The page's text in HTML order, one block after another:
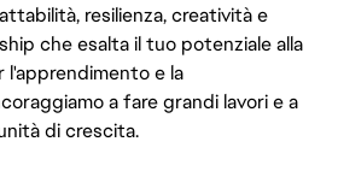
resilienza, creatività e
che esalta il tuo potenziale alla
l'apprendimento e la
a fare grandi lavori e a
di crescita.